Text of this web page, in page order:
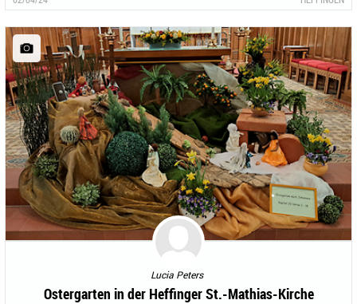
Lucia Peters
Ostergarten in der Heffinger St.-Mathias-Kirche